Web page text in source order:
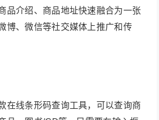
品介绍、商品地址快速融合为一张
博、微信等社交媒体上推广和传
线条形码查询工具，可以查询商